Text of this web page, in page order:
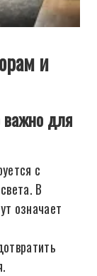
и
важно для
с
В
означает